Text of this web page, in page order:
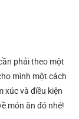
phải theo một
mình một cách
xúc và điều kiện
món ăn đó nhé!